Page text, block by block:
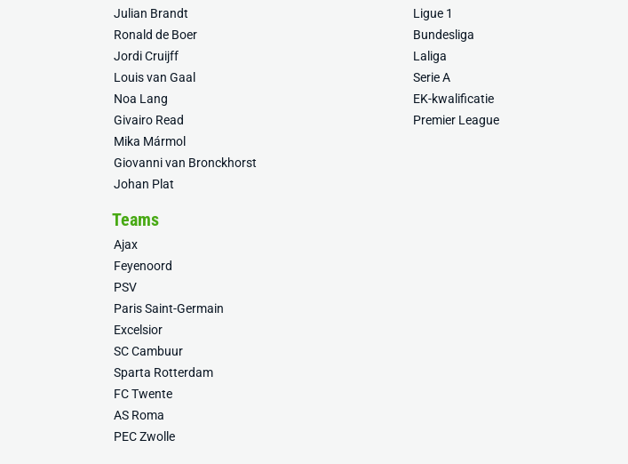
Julian Brandt
Ronald de Boer
Jordi Cruijff
Louis van Gaal
Noa Lang
Givairo Read
Mika Mármol
Giovanni van Bronckhorst
Johan Plat
Ligue 1
Bundesliga
Laliga
Serie A
EK-kwalificatie
Premier League
Teams
Ajax
Feyenoord
PSV
Paris Saint-Germain
Excelsior
SC Cambuur
Sparta Rotterdam
FC Twente
AS Roma
PEC Zwolle